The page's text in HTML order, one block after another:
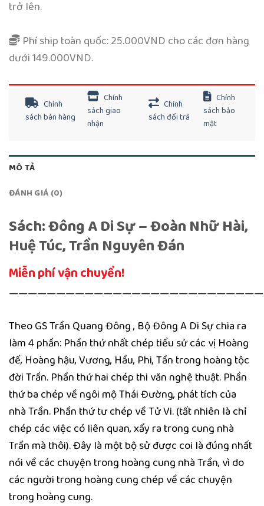
trở lên.
Phí ship toàn quốc: 25.000VND cho các đơn hàng
dưới 149.000VND.
Chính
sách bán hàng
Chính
sách giao
nhận
Chính
sách đổi trả
Chính
sách bảo
mật
MÔ TẢ
ĐÁNH GIÁ (0)
Sách: Đông A Di Sự – Đoàn Nhữ Hài,
Huệ Túc, Trần Nguyên Đán
Miễn phí vận chuyển!
Theo GS Trần Quang Đông , Bộ Đông A Di Sự chia ra
làm 4 phần: Phần thứ nhất chép tiểu sử các vị Hoàng
đế, Hoàng hậu, Vương, Hầu, Phi, Tần trong hoàng tộc
đời Trần. Phần thứ hai chép thi văn nghệ thuật. Phần
thứ ba chép về ngôi mộ Thái Đường, phát tích của
nhà Trần. Phần thứ tư chép về Tử Vi. (tất nhiên là chỉ
chép các việc có liên quan, xẩy ra trong cung nhà
Trần mà thôi). Đây là một bộ sử được coi là đúng nhất
nói về các chuyện trong hoàng cung nhà Trần, vì do
các người trong hoàng cung chép về các chuyện
trong hoàng cung.